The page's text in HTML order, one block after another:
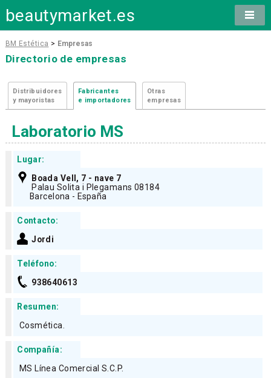
beautymarket.es
BM Estética > Empresas
Directorio de empresas
Distribuidores
y mayoristas
Fabricantes
e importadores
Otras
empresas
Laboratorio MS
Lugar:
Boada Vell, 7 - nave 7
Palau Solita i Plegamans 08184
Barcelona - España
Contacto:
Jordi
Teléfono:
938640613
Resumen:
Cosmética.
Compañía:
MS Línea Comercial S.C.P.